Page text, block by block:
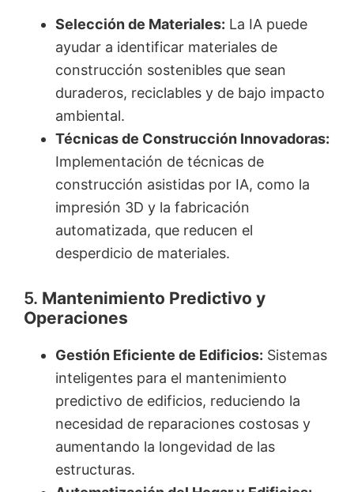
Selección de Materiales: La IA puede
ayudar a identificar materiales de
construcción sostenibles que sean
duraderos, reciclables y de bajo impacto
ambiental.
Técnicas de Construcción Innovadoras:
Implementación de técnicas de
construcción asistidas por IA, como la
impresión 3D y la fabricación
automatizada, que reducen el
desperdicio de materiales.
5. Mantenimiento Predictivo y
Operaciones
Gestión Eficiente de Edificios: Sistemas
inteligentes para el mantenimiento
predictivo de edificios, reduciendo la
necesidad de reparaciones costosas y
aumentando la longevidad de las
estructuras.